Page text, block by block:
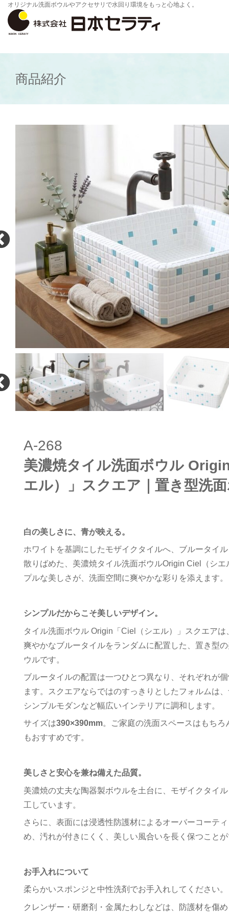
オリジナル洗面ボウルやアクセサリで水回り環境をもっと心地よく。
商品紹介
A-268
美濃焼タイル洗面ボウル
エル）」スクエア｜置き型洗
白の美しさに、青が映える。
ホワイトを基調にしたモザイクタイルへ、ブルータイ
散りばめた、美濃焼タイル洗面ボウルOrigin Ciel（シエ
プルな美しさが、洗面空間に爽やかな彩りを添えます。
シンプルだからこそ美しいデザイン。
タイル洗面ボウル Origin「Ciel（シエル）」スクエア
爽やかなブルータイルをランダムに配置した、置き型
ウルです。
ブルータイルの配置は一つひとつ異なり、それぞれが
ます。スクエアならではのすっきりとしたフォルムは
シンプルモダンなど幅広いインテリアに調和します。
サイズは390×390mm。ご家庭の洗面スペースはもちろ
もおすすめです。
美しさと安心を兼ね備えた品質。
美濃焼の丈夫な陶器製ボウルを土台に、モザイクタイ
工しています。
さらに、表面には浸透性防護材によるオーバーコーテ
め、汚れが付きにくく、美しい風合いを長く保つこと
お手入れについて
柔らかいスポンジと中性洗剤でお手入れしてください。
クレンザー・研磨剤・金属たわしなどは、防護材を傷